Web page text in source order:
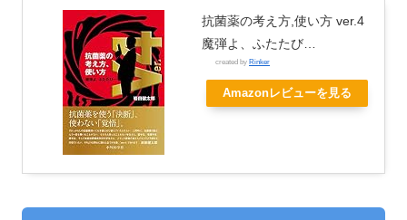
抗菌薬の考え方,使い方 ver.4
魔弾よ、ふたたび…
created by Rinker
Amazonレビューを見る